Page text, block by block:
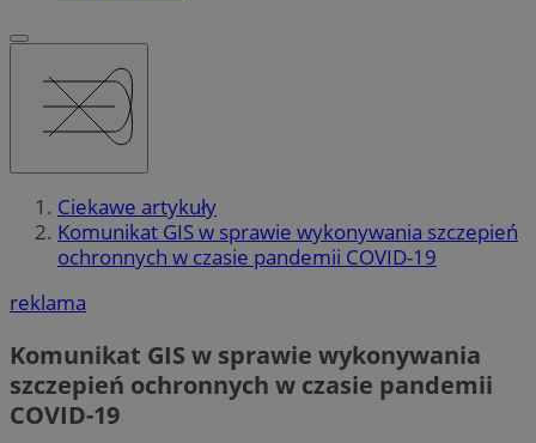
Ciekawe artykuły
Komunikat GIS w sprawie wykonywania szczepień
ochronnych w czasie pandemii COVID-19
reklama
Komunikat GIS w sprawie wykonywania
szczepień ochronnych w czasie pandemii
COVID-19